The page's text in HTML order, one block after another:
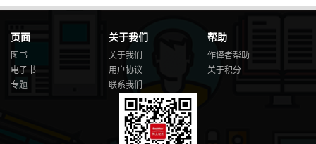
页面
图书
电子书
专题
关于我们
关于我们
用户协议
联系我们
帮助
作译者帮助
关于积分